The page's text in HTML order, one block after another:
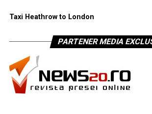
Taxi Heathrow to London
PARTENER MEDIA